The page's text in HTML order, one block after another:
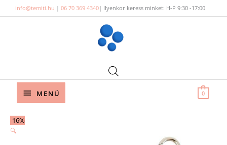
to
info@temiti.hu | 06 70 369 4340| Ilyenkor keress minket: H-P 9:30 -17:00
Below
MENÜ 0
-16%
🔍